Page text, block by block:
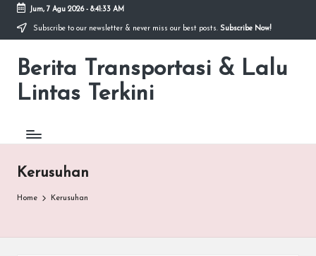
Skip
content
Jum, 7 Agu 2026- 8:41:33 AM
Subscribe to our newsletter & never miss our best posts. Subscribe Now!
Berita Transportasi & Lalu
Lintas Terkini
premancity.biz.id
Kerusuhan
Home Kerusuhan